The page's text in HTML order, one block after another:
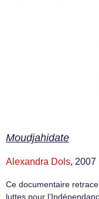
Moudjahidate
Alexandra Dols, 2007
Ce documentaire
luttes pour